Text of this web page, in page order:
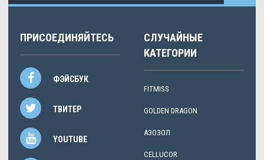
ПРИСОЕДИНЯЙТЕСЬ
ФЭЙСБУК
ТВИТЕР
YOUTUBE
СЛУЧАЙНЫЕ
КАТЕГОРИИ
FITMISS
GOLDEN DRAGON
АЗОЗОЛ
CELLUCOR